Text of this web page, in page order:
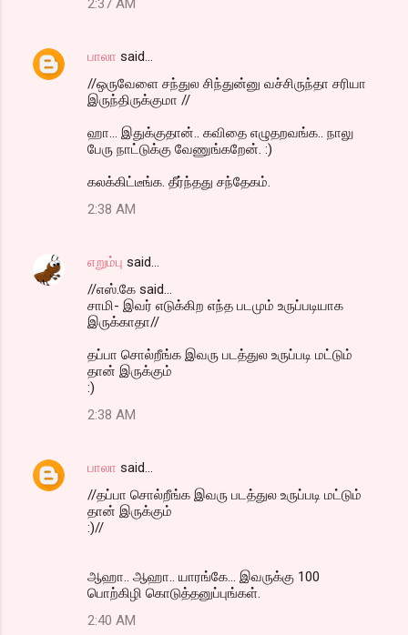
2:37 AM
பாலா said…
//ஒருவேளை சந்துல சிந்துன்னு வச்சிருந்தா சரியா
இருந்திருக்குமா //
ஹா... இதுக்குதான்.. கவிதை எழுதறவங்க.. நாலு
பேரு நாட்டுக்கு வேணுங்கறேன். :)
கலக்கிட்டீங்க. தீர்ந்தது சந்தேகம்.
2:38 AM
எறும்பு said…
//எஸ்.கே said...
சாமி- இவர் எடுக்கிற எந்த படமும் உருப்படியாக
இருக்காதா//
தப்பா சொல்றீங்க இவரு படத்துல உருப்படி மட்டும்
தான் இருக்கும்
:)
2:38 AM
பாலா said…
//தப்பா சொல்றீங்க இவரு படத்துல உருப்படி மட்டும்
தான் இருக்கும்
:)//
ஆஹா.. ஆஹா.. யாரங்கே... இவருக்கு 100
பொற்கிழி கொடுத்தனுப்புங்கள்.
2:40 AM